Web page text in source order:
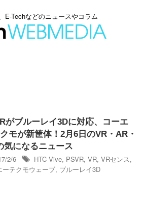
E-Techなどのニュースやコラム
がブルーレイ3Dに対応、コーエ
モが新筐体！2月6日のVR・AR・
気になるニュース
2/6
HTC Vive, PSVR, VR, VRセンス,
ーテクモウェーブ, ブルーレイ3D